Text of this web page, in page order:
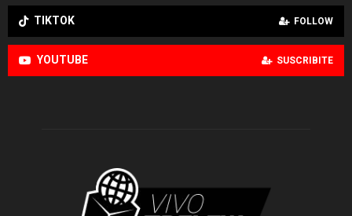
TIKTOK FOLLOW
YOUTUBE SUSCRIBITE